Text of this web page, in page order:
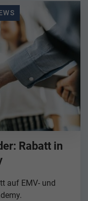
Rabatt in
auf EMV- und